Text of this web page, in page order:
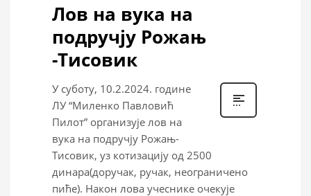
Лов на вука на
подручју Рожањ
-Тисовик
У суботу, 10.2.2024. године
ЛУ “Миленко Павловић
Пилот” организује лов на
вука на подручју Рожањ-
Тисовик, уз котизацију од 2500
динара(доручак, ручак, неограничено
пиће). Након лова учеснике очекује